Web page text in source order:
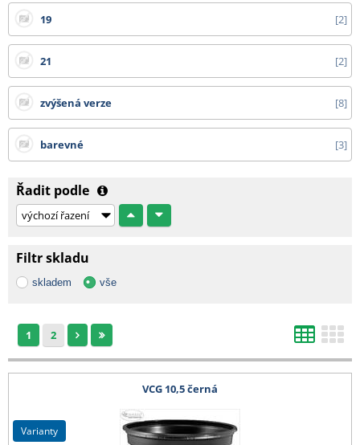
19 2
21 2
zvýšená verze 8
barevné 3
Řadit podle
Filtr skladu
skladem vše
1 2
VCG 10,5 černá
varianty